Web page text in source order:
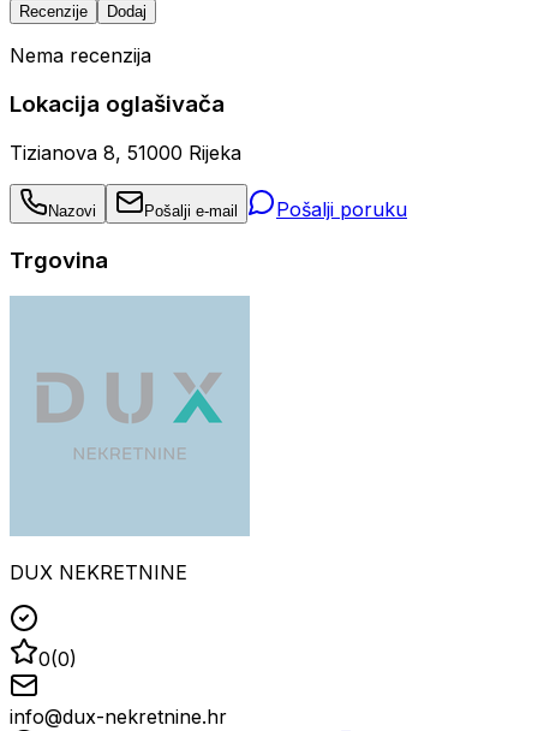
Recenzije Dodaj
Nema recenzija
Lokacija oglašivača
Tizianova 8, 51000 Rijeka
Nazovi Pošalji e-mail Pošalji poruku
Trgovina
DUX NEKRETNINE
0(0)
info@dux-nekretnine.hr